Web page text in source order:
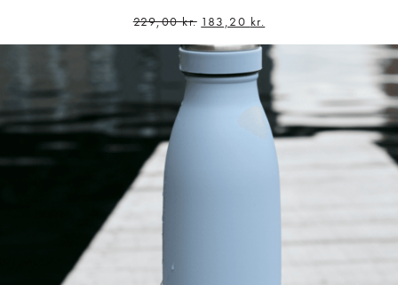
229,00kr. 183,20 kr.